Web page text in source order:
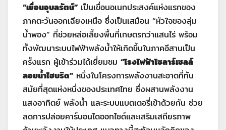
“เขื่อนอุบลรัตน์” เป็นเขื่อนอเนกประสงค์แห่งแรกของ
ภาคตะวันออกเฉียงเหนือ ซึ่งเป็นเสมือน “หัวใจของลุ่ม
น้ำพอง” ที่ช่วยหล่อเลี้ยงพื้นที่เกษตรกว่าแสนไร่ พร้อม
ทั้งพัฒนาระบบไฟฟ้าพลังน้ำให้เกิดขึ้นในภาคอีสานเป็น
ครั้งแรก ผู้เข้าร่วมได้เยี่ยมชม “โรงไฟฟ้าโซลาร์เซลล์
ลอยน้ำไฮบริด” หนึ่งในโครงการพลังงานสะอาดที่ทัน
สมัยที่สุดแห่งหนึ่งของประเทศไทย ซึ่งผสานพลังงาน
แสงอาทิตย์ พลังน้ำ และระบบแบตเตอรี่เข้าด้วยกัน ช่วย
ลดการปล่อยคาร์บอนไดออกไซด์และเสริมเสถียรภาพ